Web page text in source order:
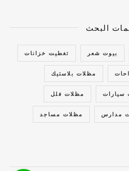
البحث
بيوت شعر تغطيت خزانات
مظلات بلاستيك
سيارات مظلات فلل
مدارس مظلات مساجد